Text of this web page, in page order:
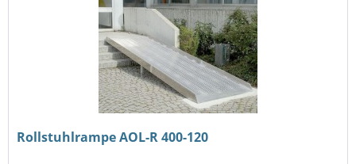
Rollstuhlrampe AOL-R 400-120